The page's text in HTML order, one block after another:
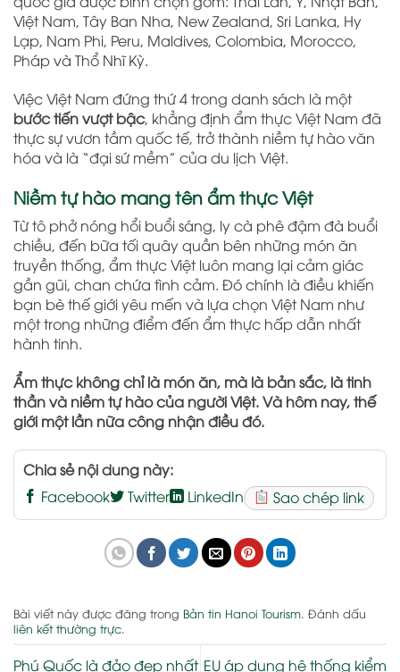
Việt Nam, Tây Ban Nha, New Zealand, Sri Lanka, Hy
Lạp, Nam Phi, Peru, Maldives, Colombia, Morocco,
Pháp và Thổ Nhĩ Kỳ.
Việc Việt Nam đứng thứ 4 trong danh sách là một
bước tiến vượt bậc, khẳng định ẩm thực Việt Nam đã
thực sự vươn tầm quốc tế, trở thành niềm tự hào văn
hóa và là “đại sứ mềm” của du lịch Việt.
Niềm tự hào mang tên ẩm thực Việt
Từ tô phở nóng hổi buổi sáng, ly cà phê đậm đà buổi
chiều, đến bữa tối quây quần bên những món ăn
truyền thống, ẩm thực Việt luôn mang lại cảm giác
gần gũi, chan chứa tình cảm. Đó chính là điều khiến
bạn bè thế giới yêu mến và lựa chọn Việt Nam như
một trong những điểm đến ẩm thực hấp dẫn nhất
hành tinh.
Ẩm thực không chỉ là món ăn, mà là bản sắc, là tinh
thần và niềm tự hào của người Việt. Và hôm nay, thế
giới một lần nữa công nhận điều đó.
Chia sẻ nội dung này:
Facebook
Twitter LinkedIn Sao chép link
Bài viết này được đăng trong Bản tin Hanoi Tourism. Đánh dấu
liên kết thường trực.
Phú Quốc là đảo đẹp nhất EU áp dụng hệ thống kiểm